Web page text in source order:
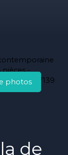
photos
de